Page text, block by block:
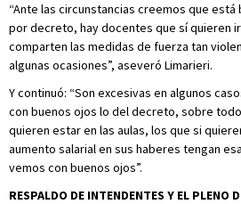
“Ante las circunstancias creemos que está
por decreto, hay docentes que sí quieren
comparten las medidas de fuerza tan
algunas ocasiones”, aseveró Limarieri.
Y continuó: “Son excesivas en algunos
con buenos ojos lo del decreto, sobre
quieren estar en las aulas, los que si
aumento salarial en sus haberes tengan
vemos con buenos ojos”.
RESPALDO DE INTENDENTES Y EL PLENO